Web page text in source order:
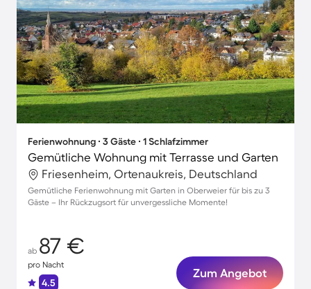
Ferienwohnung ∙ 3 Gäste ∙ 1 Schlafzimmer
Gemütliche Wohnung mit Terrasse und Garten
Friesenheim, Ortenaukreis, Deutschland
Gemütliche Ferienwohnung mit Garten in Oberweier für bis zu 3
Gäste – Ihr Rückzugsort für unvergessliche Momente!
ab 87 €
pro Nacht
4.5
Zum Angebot